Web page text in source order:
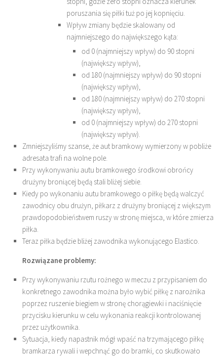
poruszania się piłki tuż po jej kopnięciu.
Wpływ zmiany będzie skalowany od
najmniejszego do największego kąta:
od 0 (najmniejszy wpływ) do 90 stopni
(największy wpływ),
od 180 (najmniejszy wpływ) do 90 stopni
(największy wpływ),
od 180 (najmniejszy wpływ) do 270 stopni
(największy wpływ),
od 0 (najmniejszy wpływ) do 270 stopni
(największy wpływ).
Zmniejszyliśmy szanse, że aut bramkowy wymierzony w pobliże
adresata trafi na wolne pole.
Przy wykonywaniu autu bramkowego środkowi obrońcy
drużyny broniącej będą stali bliżej siebie.
Kiedy po wykonaniu autu bramkowego o piłkę będą walczyć
zawodnicy obu drużyn, piłkarz z drużyny broniącej z większym
prawdopodobieństwem ruszy w stronę miejsca, w które zmierza
piłka.
Teraz piłka będzie bliżej zawodnika wykonującego Elastico.
Rozwiązane problemy:
Przy wykonywaniu rzutu rożnego w meczu z przypisaniem do
konkretnego zawodnika można było wybić piłkę z narożnika
poprzez ruszenie biegiem w stronę chorągiewki i naciśnięcie
przycisku kierunku w celu wykonania reakcji kontrolowanej
przez użytkownika.
Sytuacja, kiedy napastnik mógł wpaść na trzymającego piłkę
bramkarza rywali i wepchnąć go do bramki, co skutkowało